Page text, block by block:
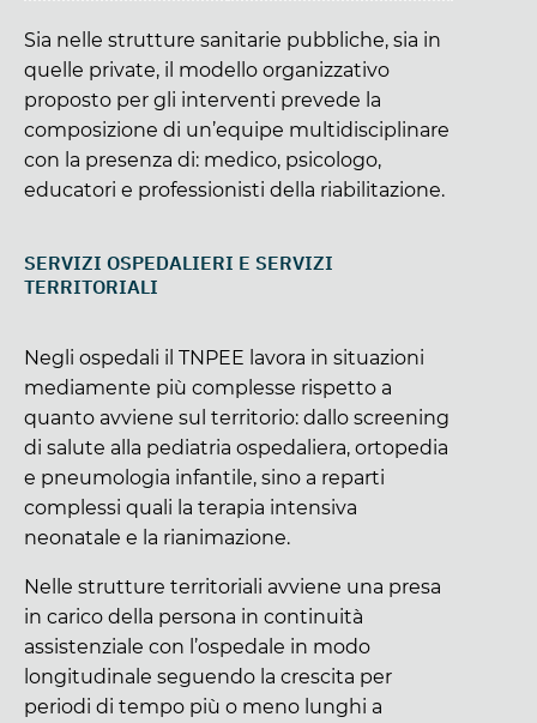
Sia nelle strutture sanitarie pubbliche, sia in
quelle private, il modello organizzativo
proposto per gli interventi prevede la
composizione di un’equipe multidisciplinare
con la presenza di: medico, psicologo,
educatori e professionisti della riabilitazione.
SERVIZI OSPEDALIERI E SERVIZI
TERRITORIALI
Negli ospedali il TNPEE lavora in situazioni
mediamente più complesse rispetto a
quanto avviene sul territorio: dallo screening
di salute alla pediatria ospedaliera, ortopedia
e pneumologia infantile, sino a reparti
complessi quali la terapia intensiva
neonatale e la rianimazione.
Nelle strutture territoriali avviene una presa
in carico della persona in continuità
assistenziale con l’ospedale in modo
longitudinale seguendo la crescita per
periodi di tempo più o meno lunghi a